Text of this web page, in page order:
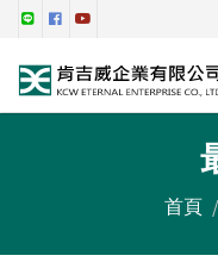
首頁